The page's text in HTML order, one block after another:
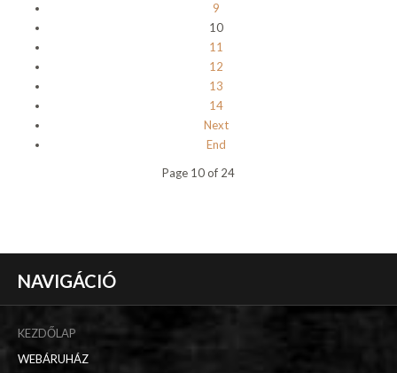
9
10
11
12
13
14
Next
End
Page 10 of 24
NAVIGÁCIÓ
KEZDŐLAP
WEBÁRUHÁZ